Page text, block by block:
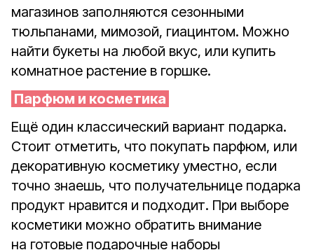
магазинов заполняются сезонными
тюльпанами, мимозой, гиацинтом. Можно
найти букеты на любой вкус, или купить
комнатное растение в горшке.
Парфюм и косметика
Ещё один классический вариант подарка.
Стоит отметить, что покупать парфюм, или
декоративную косметику уместно, если
точно знаешь, что получательнице подарка
продукт нравится и подходит. При выборе
косметики можно обратить внимание
на готовые подарочные наборы